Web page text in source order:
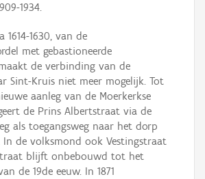
1934.
1614-1630, van de
met gebastioneerde
de verbinding van de
Sint-Kruis niet meer mogelijk. Tot
aanleg van de Moerkerkse
de Prins Albertstraat via de
als toegangsweg naar het dorp
In de volksmond ook Vestingstraat
blijft onbebouwd tot het
de 19de eeuw. In 1871